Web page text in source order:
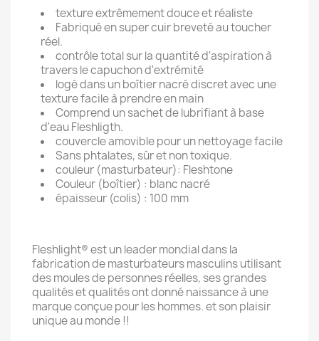
texture extrêmement douce et réaliste
Fabriqué en super cuir breveté au toucher
réel.
contrôle total sur la quantité d'aspiration à
travers le capuchon d'extrémité
logé dans un boîtier nacré discret avec une
texture facile à prendre en main
Comprend un sachet de lubrifiant à base
d'eau Fleshligth.
couvercle amovible pour un nettoyage facile
Sans phtalates, sûr et non toxique.
couleur (masturbateur): Fleshtone
Couleur (boîtier) : blanc nacré
épaisseur (colis) : 100 mm
Fleshlight® est un leader mondial dans la
fabrication de masturbateurs masculins utilisant
des moules de personnes réelles, ses grandes
qualités et qualités ont donné naissance à une
marque conçue pour les hommes. et son plaisir
unique au monde !!